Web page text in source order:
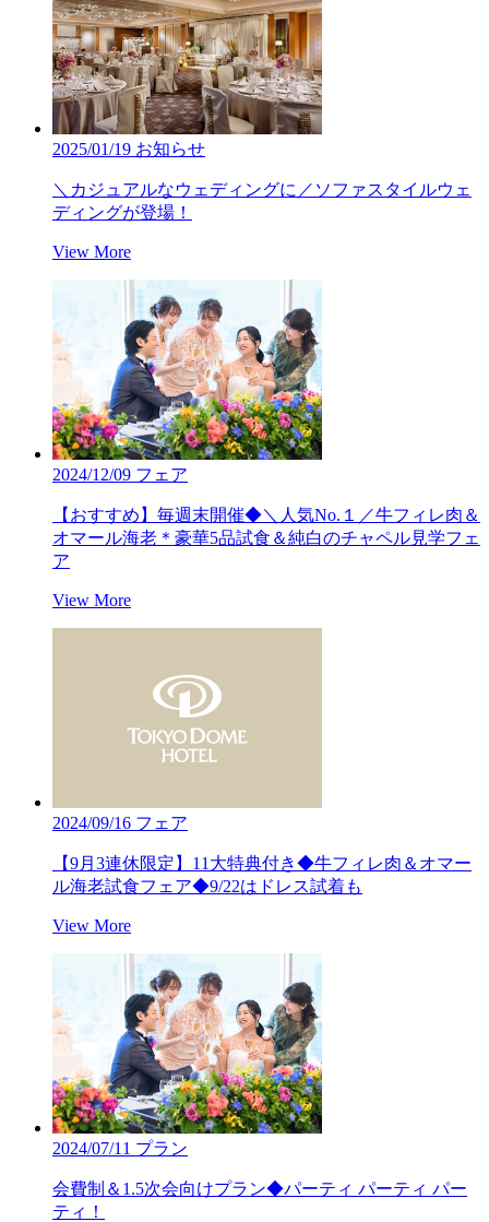
2025/01/19 お知らせ
＼カジュアルなウェディングに／ソファスタイルウェ
ディングが登場！
View More
2024/12/09 フェア
【おすすめ】毎週末開催◆＼人気No.１／牛フィレ肉＆
オマール海老＊豪華5品試食＆純白のチャペル見学フェ
ア
View More
2024/09/16 フェア
【9月3連休限定】11大特典付き◆牛フィレ肉＆オマー
ル海老試食フェア◆9/22はドレス試着も
View More
2024/07/11 プラン
会費制＆1.5次会向けプラン◆パーティ パーティ パー
ティ！